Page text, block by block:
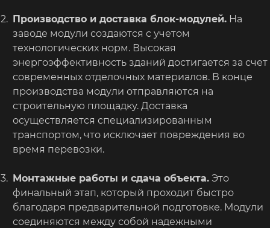
Производство и доставка блок-модулей. На
заводе модули создаются с учетом
технологических норм. Высокая
энергоэффективность зданий достигается за счет
современных отделочных материалов. В конце
производства модули отправляются на
строительную площадку. Доставка
осуществляется специализированным
транспортом, что исключает повреждения во
время перевозки.
Монтажные работы и сдача объекта. Это
финальный этап, который проходит быстро
благодаря предварительной подготовке. Модули
соединяются между собой надежными